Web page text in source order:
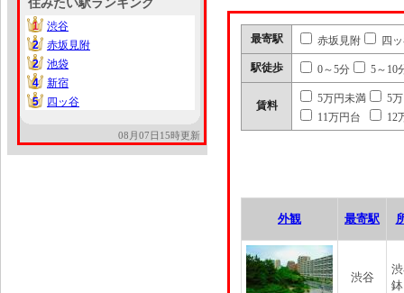
住みたい駅ランキング
1
1
渋谷
2
2
赤坂見附
2
2
池袋
4
4
新宿
5
5 四ッ谷
08月07日15時更新
最寄駅 赤坂見附 四
駅徒歩 0～5分 5～10
賃料
5万円未満
5
11万円台
12
外観 最寄駅
渋谷